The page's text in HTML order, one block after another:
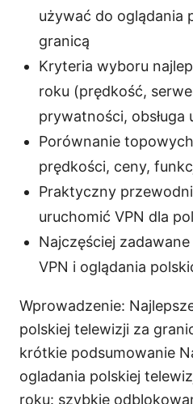
używać do oglądania
granicą
Kryteria wyboru
roku (prędkość,
prywatności, obsługa
Porównanie topowych
prędkości, ceny,
Praktyczny
uruchomić VPN dla
Najczęściej
VPN i oglądania
Wprowadzenie:
polskiej telewizji za
krótkie podsumowanie
ogladania polskiej
roku: szybkie